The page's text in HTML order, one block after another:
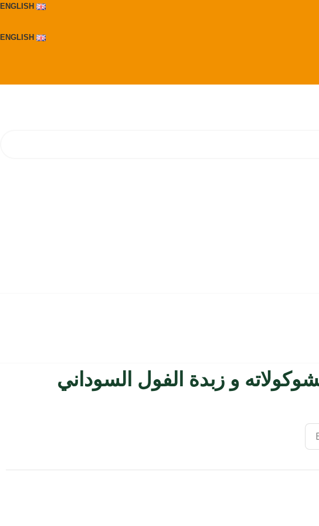
ENGLISH
ENGLISH
و زبدة الفول السوداني